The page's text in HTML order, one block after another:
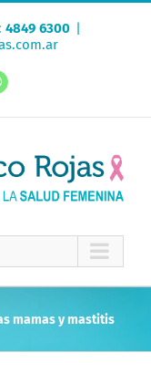
4849 6300 |
mamas y mastitis